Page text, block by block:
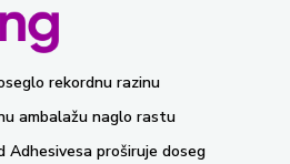
rekordnu razinu
ambalažu naglo rastu
Adhesivesa proširuje doseg